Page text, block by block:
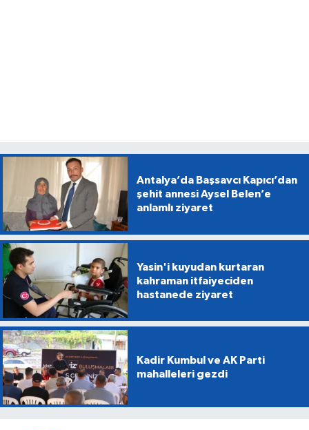
Antalya’da Başsavcı Kapıcı’dan
şehit annesi Aysel Belen’e
anlamlı ziyaret
Yasin'i kuyudan kurtaran
kahraman itfaiyeciden
hastanede ziyaret
Kadir Kumbul ve AK Parti
mahalleleri gezdi